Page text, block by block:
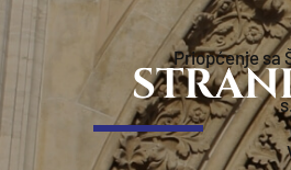
​Priopćenje sa